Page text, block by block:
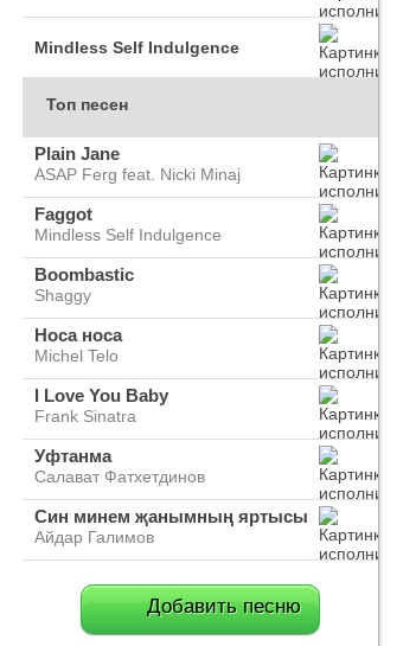
Mindless Self Indulgence
Топ песен
Plain Jane
ASAP Ferg feat. Nicki Minaj
Faggot
Mindless Self Indulgence
Boombastic
Shaggy
Носа носа
Michel Telo
I Love You Baby
Frank Sinatra
Уфтанма
Салават Фатхетдинов
Син минем җанымның яртысы
Айдар Галимов
Добавить песню